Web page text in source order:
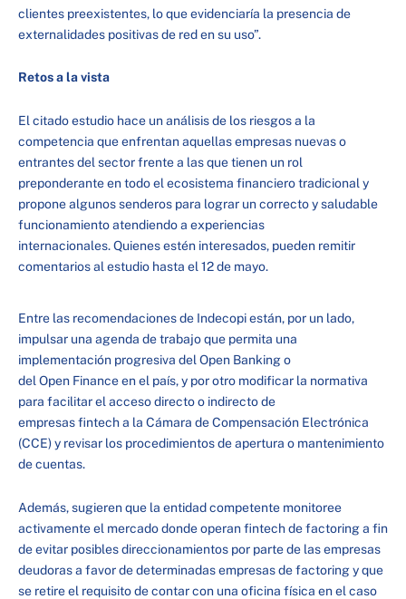
clientes preexistentes, lo que evidenciaría la presencia de
externalidades positivas de red en su uso”.
Retos a la vista
El citado estudio hace un análisis de los riesgos a la
competencia que enfrentan aquellas empresas nuevas o
entrantes del sector frente a las que tienen un rol
preponderante en todo el ecosistema financiero tradicional y
propone algunos senderos para lograr un correcto y saludable
funcionamiento atendiendo a experiencias
internacionales. Quienes estén interesados, pueden remitir
comentarios al estudio hasta el 12 de mayo.
Entre las recomendaciones de Indecopi están, por un lado,
impulsar una agenda de trabajo que permita una
implementación progresiva del Open Banking o
del Open Finance en el país, y por otro modificar la normativa
para facilitar el acceso directo o indirecto de
empresas fintech a la Cámara de Compensación Electrónica
(CCE) y revisar los procedimientos de apertura o mantenimiento
de cuentas.
Además, sugieren que la entidad competente monitoree
activamente el mercado donde operan fintech de factoring a fin
de evitar posibles direccionamientos por parte de las empresas
deudoras a favor de determinadas empresas de factoring y que
se retire el requisito de contar con una oficina física en el caso